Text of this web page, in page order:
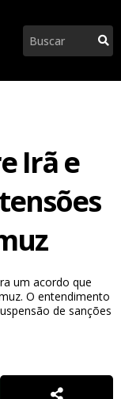
Pesquisar
Irã e
um acordo que
O entendimento
de sanções